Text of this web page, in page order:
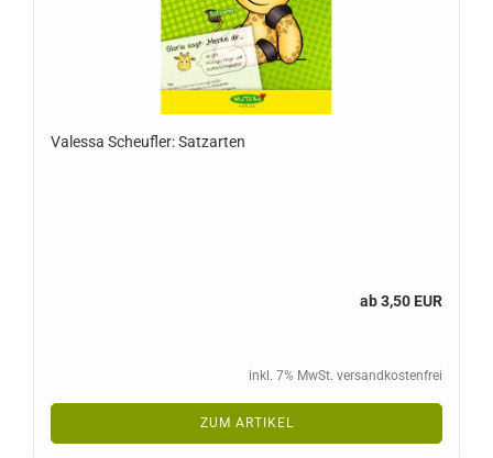
Valessa Scheufler: Satzarten
ab 3,50 EUR
inkl. 7% MwSt. versandkostenfrei
ZUM ARTIKEL